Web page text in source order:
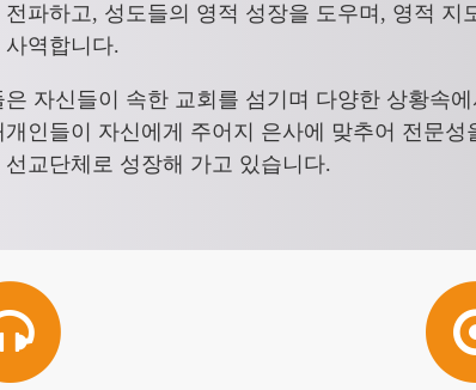
파하고, 성도들의 영적 성장을 도우며, 영적 지
역합니다.
자신들이 속한 교회를 섬기며 다양한 상황속
인들이 자신에게 주어지 은사에 맞추어 전문
교단체로 성장해 가고 있습니다.